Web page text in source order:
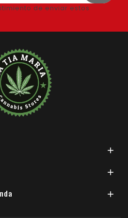
de enviar estos


